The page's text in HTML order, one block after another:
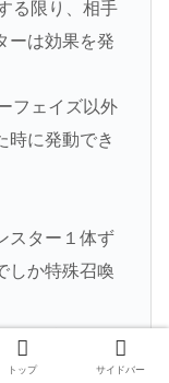
る限り、相手
ーは効果を発
フェイズ以外
時に発動でき
スター１体ず
しか特殊召喚
た場合に発動
て破壊する。
トップ サイドバー